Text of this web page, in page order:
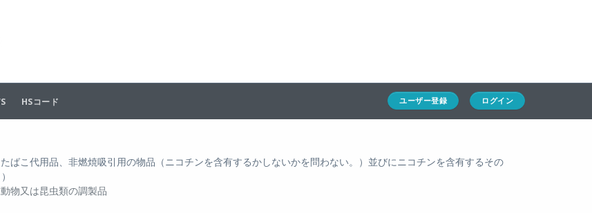
HSコード ユーザー登録 ログイン
ばこ代用品、非燃焼吸引用の物品（ニコチンを含有するかしないかを問わない。）並びにニコチンを含有するその
物又は昆虫類の調製品
求人一覧
通関Ｑ＆Ａ
通関士NEWS